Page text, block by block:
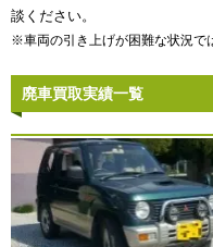
談ください。
※車両の引き上げが困難な状況で
廃車買取実績一覧